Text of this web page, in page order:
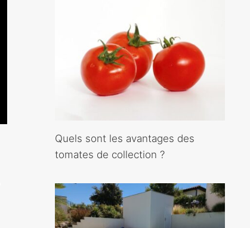
Quels sont les avantages des
tomates de collection ?